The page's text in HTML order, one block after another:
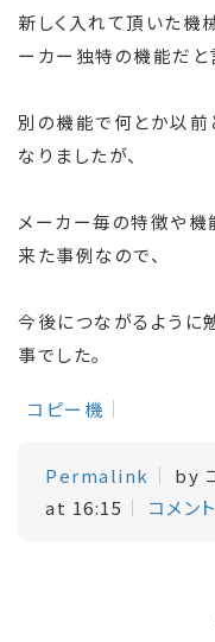
新しく入れて頂いた機
ーカー独特の機能だと
別の機能で何とか以前
なりましたが、
メーカー毎の特徴や機
来た事例なので、
今後につながるように
事でした。
コピー機
Permalink
by
at 16:15
コメン